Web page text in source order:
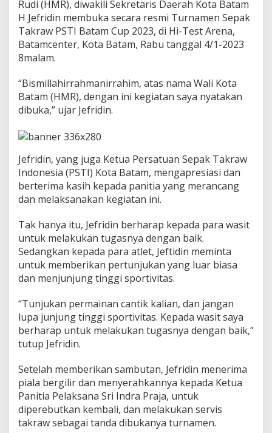
m
e
n
S
e
k
T
a
k
a
P
S
T
I
B
t
a
m
C
u
p
0
3
Rudi (HMR), diwakili Sekretaris Daerah Kota Batam
H Jefridin membuka secara resmi Turnamen Sepak
Takraw PSTI Batam Cup 2023, di Hi-Test Arena,
Batamcenter, Kota Batam, Rabu tanggal 4/1-2023
8malam.
“Bismillahirrahmanirrahim, atas nama Wali Kota
Batam (HMR), dengan ini kegiatan saya nyatakan
dibuka,” ujar Jefridin.
Jefridin, yang juga Ketua Persatuan Sepak Takraw
Indonesia (PSTI) Kota Batam, mengapresiasi dan
berterima kasih kepada panitia yang merancang
dan melaksanakan kegiatan ini.
Tak hanya itu, Jefridin berharap kepada para wasit
untuk melakukan tugasnya dengan baik.
Sedangkan kepada para atlet, Jeftidin meminta
untuk memberikan pertunjukan yang luar biasa
dan menjunjung tinggi sportivitas.
“Tunjukan permainan cantik kalian, dan jangan
lupa junjung tinggi sportivitas. Kepada wasit saya
berharap untuk melakukan tugasnya dengan baik,”
tutup Jefridin.
Setelah memberikan sambutan, Jefridin menerima
piala bergilir dan menyerahkannya kepada Ketua
Panitia Pelaksana Sri Indra Praja, untuk
diperebutkan kembali, dan melakukan servis
takraw sebagai tanda dibukanya turnamen.